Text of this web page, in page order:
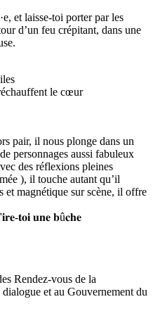
et laisse-toi porter par les
d’un feu crépitant, dans une
le cœur
pair, il nous plonge dans un
personnages aussi fabuleux
des réflexions pleines
), il touche autant qu’il
et magnétique sur scène, il offre
𝐭𝐨𝐢 𝐮𝐧𝐞 𝐛û𝐜𝐡𝐞
Rendez-vous de la
et au Gouvernement du